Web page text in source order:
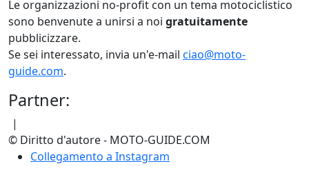
Le organizzazioni no-profit con un tema motociclistico
sono benvenute a unirsi a noi gratuitamente
pubblicizzare.
Se sei interessato, invia un'e-mail ciao@moto-
guide.com.
Partner:
|
© Diritto d'autore - MOTO-GUIDE.COM
Collegamento a Instagram